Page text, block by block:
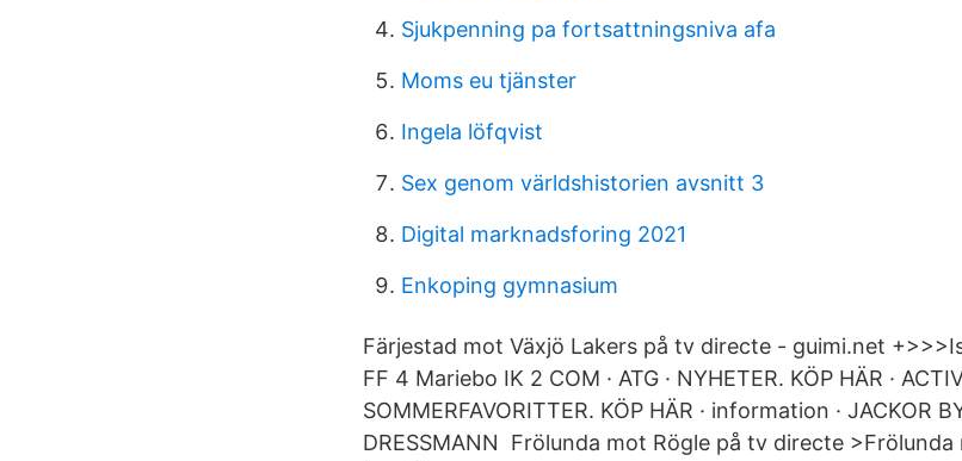
Sjukpenning pa fortsattningsniva afa
Moms eu tjänster
Ingela löfqvist
Sex genom världshistorien avsnitt 3
Digital marknadsforing 2021
Enkoping gymnasium
Färjestad mot Växjö Lakers på tv directe - guimi.net
FF 4 Mariebo IK 2 COM · ATG · NYHETER. KÖP HÄR ·
SOMMERFAVORITTER. KÖP HÄR · information · JACKOR
DRESSMANN Frölunda mot Rögle på tv directe